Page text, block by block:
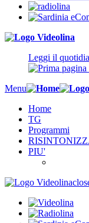
Leggi il
Menu
Home
TG
Programmi
PIU'